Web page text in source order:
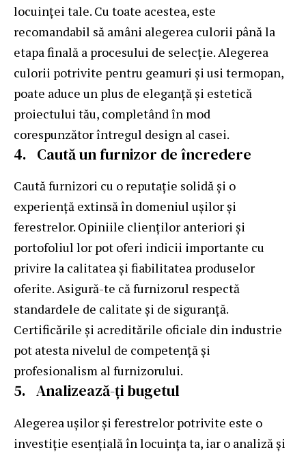
locuinței tale. Cu toate acestea, este
recomandabil să amâni alegerea culorii până la
etapa finală a procesului de selecție. Alegerea
culorii potrivite pentru geamuri și usi termopan,
poate aduce un plus de eleganță și estetică
proiectului tău, completând în mod
corespunzător întregul design al casei.
4. Caută un furnizor de încredere
Caută furnizori cu o reputație solidă și o
experiență extinsă în domeniul ușilor și
ferestrelor. Opiniile clienților anteriori și
portofoliul lor pot oferi indicii importante cu
privire la calitatea și fiabilitatea produselor
oferite. Asigură-te că furnizorul respectă
standardele de calitate și de siguranță.
Certificările și acreditările oficiale din industrie
pot atesta nivelul de competență și
profesionalism al furnizorului.
5. Analizează-ți bugetul
Alegerea ușilor și ferestrelor potrivite este o
investiție esențială în locuința ta, iar o analiză și